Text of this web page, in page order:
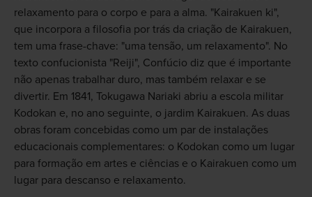
relaxamento para o corpo e para a alma. "Kairakuen ki",
que incorpora a filosofia por trás da criação de Kairakuen,
tem uma frase-chave: "uma tensão, um relaxamento". No
texto confucionista "Reiji", Confúcio diz que é importante
não apenas trabalhar duro, mas também relaxar e se
divertir. Em 1841, Tokugawa Nariaki abriu a escola militar
Kodokan e, no ano seguinte, o jardim Kairakuen. As duas
obras foram concebidas como um par de instalações
educacionais complementares: o Kodokan como um lugar
para formação em artes e ciências e o Kairakuen como um
lugar para descanso e relaxamento.